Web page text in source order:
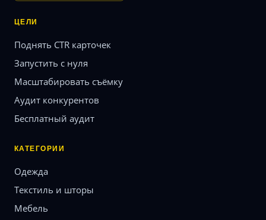
ЦЕЛИ
Поднять CTR карточек
Запустить с нуля
Масштабировать съёмку
Аудит конкурентов
Бесплатный аудит
КАТЕГОРИИ
Одежда
Текстиль и шторы
Мебель